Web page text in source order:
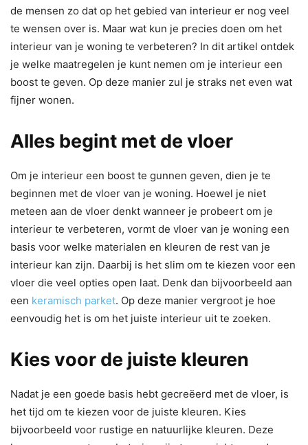
de mensen zo dat op het gebied van interieur er nog veel
te wensen over is. Maar wat kun je precies doen om het
interieur van je woning te verbeteren? In dit artikel ontdek
je welke maatregelen je kunt nemen om je interieur een
boost te geven. Op deze manier zul je straks net even wat
fijner wonen.
Alles begint met de vloer
Om je interieur een boost te gunnen geven, dien je te
beginnen met de vloer van je woning. Hoewel je niet
meteen aan de vloer denkt wanneer je probeert om je
interieur te verbeteren, vormt de vloer van je woning een
basis voor welke materialen en kleuren de rest van je
interieur kan zijn. Daarbij is het slim om te kiezen voor een
vloer die veel opties open laat. Denk dan bijvoorbeeld aan
een keramisch parket. Op deze manier vergroot je hoe
eenvoudig het is om het juiste interieur uit te zoeken.
Kies voor de juiste kleuren
Nadat je een goede basis hebt gecreëerd met de vloer, is
het tijd om te kiezen voor de juiste kleuren. Kies
bijvoorbeeld voor rustige en natuurlijke kleuren. Deze